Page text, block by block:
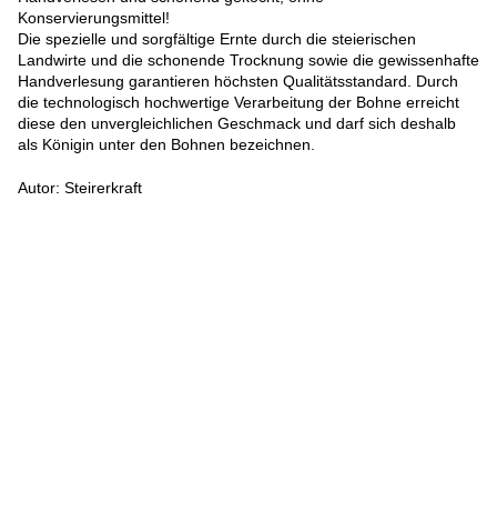
Konservierungsmittel!
Die spezielle und sorgfältige Ernte durch die steierischen
Landwirte und die schonende Trocknung sowie die gewissenhafte
Handverlesung garantieren höchsten Qualitätsstandard. Durch
die technologisch hochwertige Verarbeitung der Bohne erreicht
diese den unvergleichlichen Geschmack und darf sich deshalb
als Königin unter den Bohnen bezeichnen.
Autor: Steirerkraft